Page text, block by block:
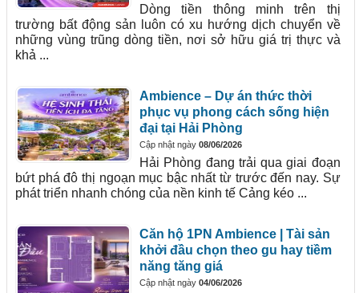
Dòng tiền thông minh trên thị
trường bất động sản luôn có xu hướng dịch chuyển về
những vùng trũng dòng tiền, nơi sở hữu giá trị thực và
khả ...
Ambience – Dự án thức thời
phục vụ phong cách sống hiện
đại tại Hải Phòng
Cập nhật ngày 08/06/2026
Hải Phòng đang trải qua giai đoạn
bứt phá đô thị ngoạn mục bậc nhất từ trước đến nay. Sự
phát triển nhanh chóng của nền kinh tế Cảng kéo ...
Căn hộ 1PN Ambience | Tài sản
khởi đầu chọn theo gu hay tiềm
năng tăng giá
Cập nhật ngày 04/06/2026